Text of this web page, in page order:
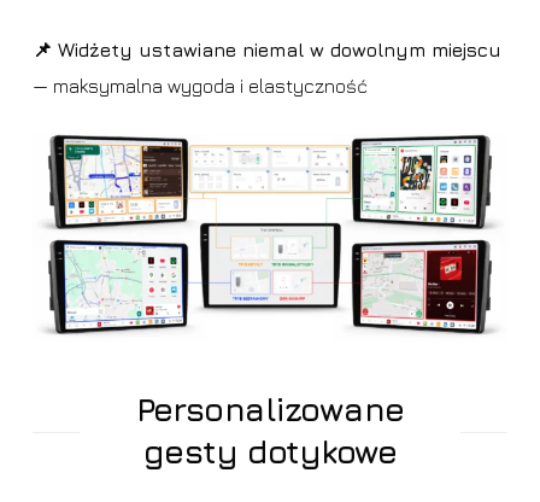
📌 Widżety ustawiane niemal w dowolnym miejscu
— maksymalna wygoda i elastyczność
Personalizowane
gesty dotykowe